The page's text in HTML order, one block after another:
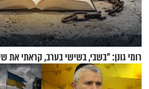
רומי גונן: "בשבי, בשישי בערב, קראתי את